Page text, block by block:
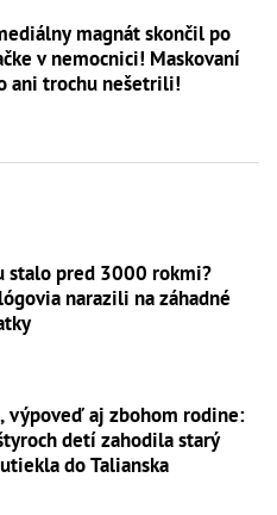
magnát skončil po
v nemocnici! Maskovaní
ani trochu nešetrili!
stalo pred 3000 rokmi?
narazili na záhadné
výpoveď aj zbohom rodine:
detí zahodila starý
do Talianska